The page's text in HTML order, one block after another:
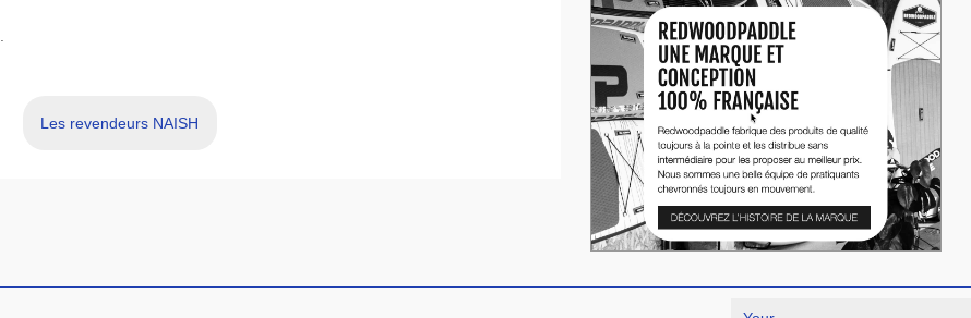
Les revendeurs NAISH